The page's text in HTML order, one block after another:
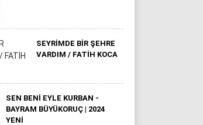
SEYRİMDE BİR ŞEHRE
VARDIM / FATİH KOCA
SEN BENI EYLE KURBAN -
BAYRAM BÜYÜKORUÇ | 2024
YENİ